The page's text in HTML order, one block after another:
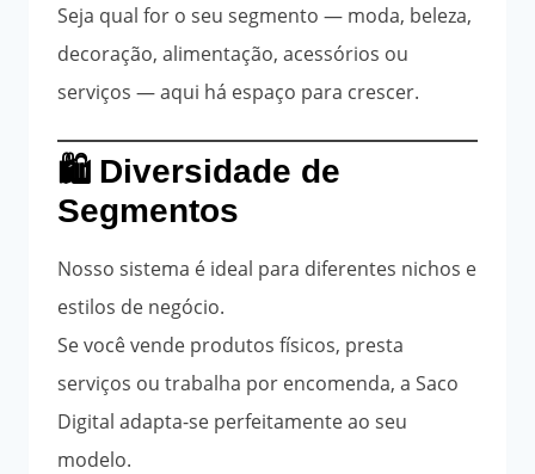
Seja qual for o seu segmento — moda, beleza,
decoração, alimentação, acessórios ou
serviços — aqui há espaço para crescer.
🛍️ Diversidade de
Segmentos
Nosso sistema é ideal para diferentes nichos e
estilos de negócio.
Se você vende produtos físicos, presta
serviços ou trabalha por encomenda, a Saco
Digital adapta-se perfeitamente ao seu
modelo.